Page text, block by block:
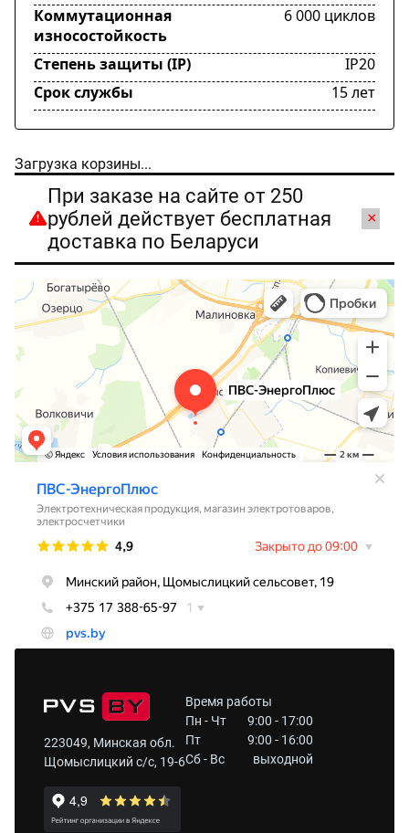
Коммутационная
износостойкость
6 000 циклов
Степень защиты (IP)
IP20
Срок службы
15 лет
Загрузка корзины...
При заказе на сайте от 250
рублей действует бесплатная
доставка по Беларуси
×
223049, Минская обл.
Щомыслицкий с/с, 19-6
Время работы
Пн - Чт
9:00 - 17:00
Пт
9:00 - 16:00
Сб - Вс
выходной